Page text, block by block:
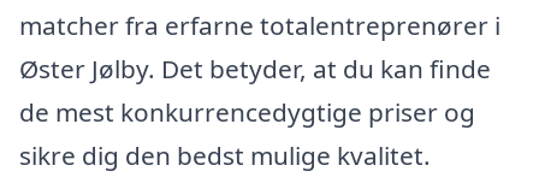
matcher fra erfarne totalentreprenører i
Øster Jølby. Det betyder, at du kan finde
de mest konkurrencedygtige priser og
sikre dig den bedst mulige kvalitet.